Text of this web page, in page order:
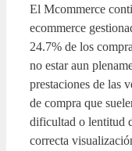
El Mcommerce
ecommerce
24.7% de los
no estar aun
prestaciones de las
de compra que
dificultad o lentitud
correcta